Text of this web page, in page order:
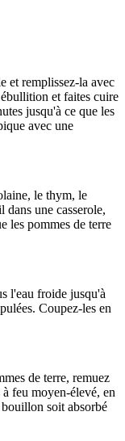
et remplissez-la avec
et faites cuire
jusqu'à ce que les
avec une
le thym, le
une casserole,
les pommes de terre
l'eau froide jusqu'à
Coupez-les en
de terre, remuez
feu moyen-élevé, en
soit absorbé